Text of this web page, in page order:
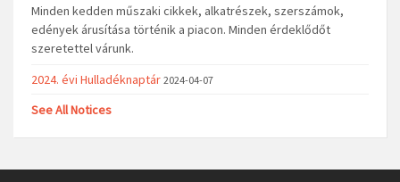
Minden kedden műszaki cikkek, alkatrészek, szerszámok,
edények árusítása történik a piacon. Minden érdeklődőt
szeretettel várunk.
2024. évi Hulladéknaptár 2024-04-07
See All Notices